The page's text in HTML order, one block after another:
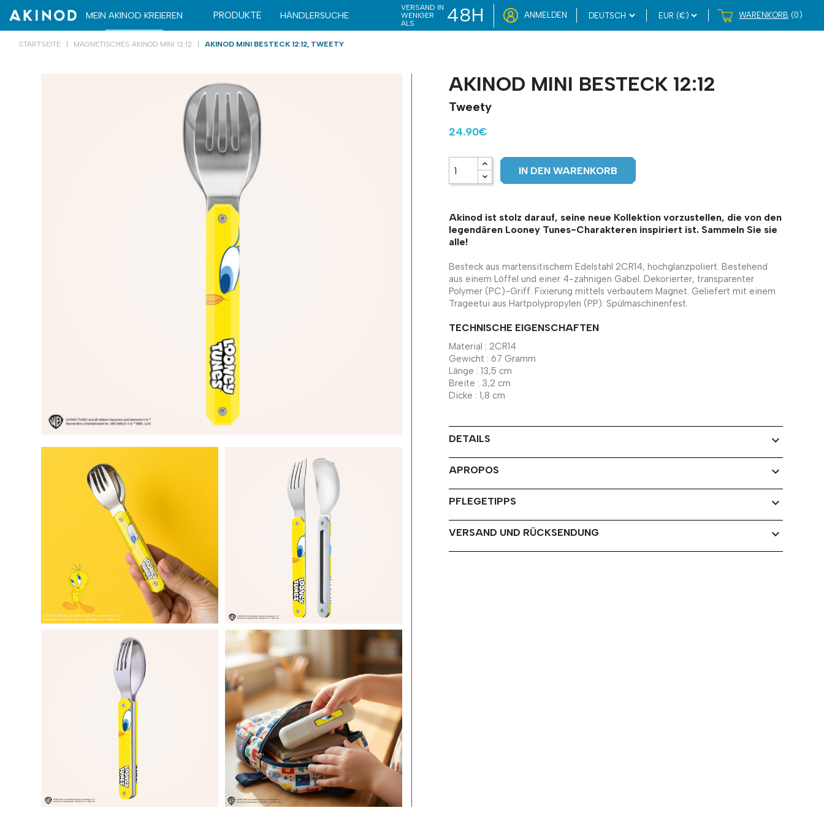
MEIN AKINOD KREIEREN PRODUKTE HÄNDLERSUCHE
VERSAND IN
WENIGER
ALS
48H ANMELDEN WARENKORB (0)
TRANSPORTETUI
TRANSPORTETUI
STARTSEITE MAGNETISCHES AKINOD MINI 12:12 AKINOD MINI BESTECK 12:12, TWEETY
AKINOD MINI BESTECK 12:12
Tweety
24.90€
IN DEN WARENKORB
Akinod ist stolz darauf, seine neue Kollektion vorzustellen, die von den
legendären Looney Tunes-Charakteren inspiriert ist. Sammeln Sie sie
alle!
Besteck aus martensitischem Edelstahl 2CR14, hochglanzpoliert. Bestehend
aus einem Löffel und einer 4-zahnigen Gabel. Dekorierter, transparenter
Polymer (PC)-Griff. Fixierung mittels verbautem Magnet. Geliefert mit einem
Trageetui aus Hartpolypropylen (PP). Spülmaschinenfest.
TECHNISCHE EIGENSCHAFTEN
Material : 2CR14
Gewicht : 67 Gramm
Länge : 13,5 cm
Breite : 3,2 cm
Dicke : 1,8 cm
DETAILS expand_more
APROPOS expand_more
PFLEGETIPPS expand_more
VERSAND UND RÜCKSENDUNG expand_more